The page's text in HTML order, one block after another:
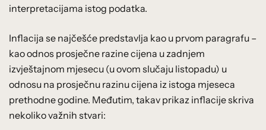
interpretacijama istog podatka.
Inflacija se najčešće predstavlja kao u prvom paragrafu –
kao odnos prosječne razine cijena u zadnjem
izvještajnom mjesecu (u ovom slučaju listopadu) u
odnosu na prosječnu razinu cijena iz istoga mjeseca
prethodne godine. Međutim, takav prikaz inflacije skriva
nekoliko važnih stvari: